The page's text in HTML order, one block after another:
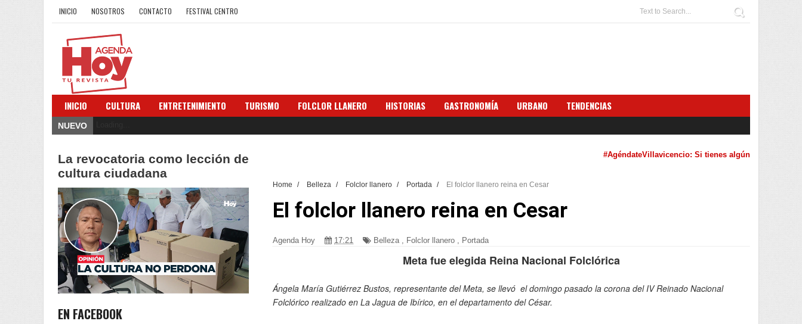
INICIO NOSOTROS CONTACTO FESTIVAL CENTRO
INICIO CULTURA ENTRETENIMIENTO TURISMO FOLCLOR LLANERO HISTORIAS GASTRONOMÍA URBANO TENDENCIAS
NUEVO
#AgéndateVillavicencio: Si tienes algún evento cultural que
Home / Belleza / Folclor llanero / Portada / El folclor llanero reina en Cesar
El folclor llanero reina en Cesar
Agenda Hoy 17:21 Belleza, Folclor llanero , Portada
Meta fue elegida Reina Nacional Folclórica
Ángela María Gutiérrez Bustos, representante del Meta, se llevó el domingo pasado la corona del IV Reinado Nacional
Folclórico realizado en La Jagua de Ibírico, en el departamento del César.
La revocatoria como lección de
cultura ciudadana
EN FACEBOOK